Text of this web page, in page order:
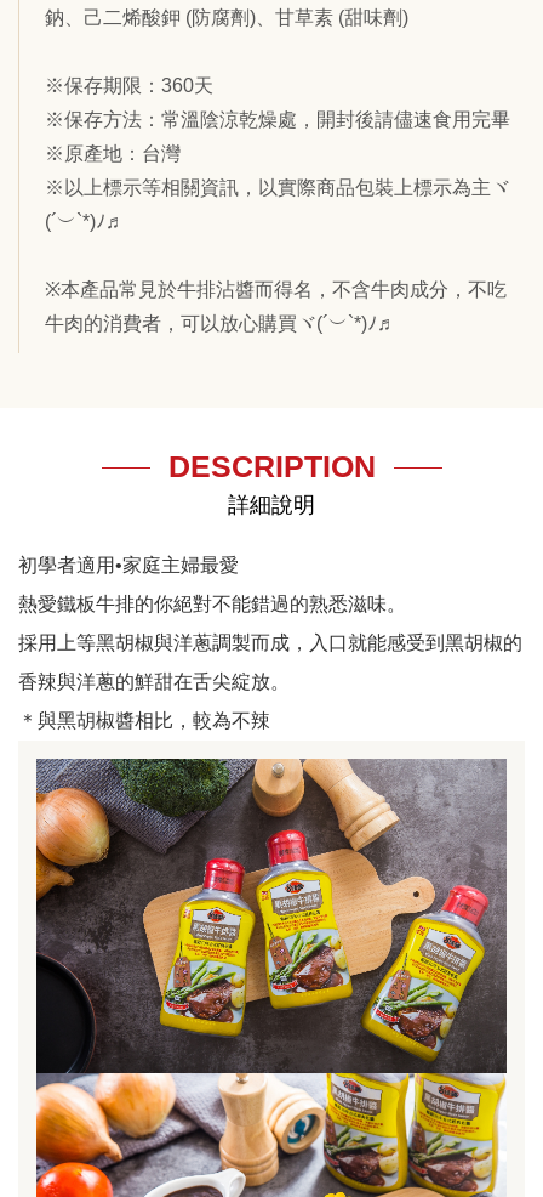
鈉、己二烯酸鉀 (防腐劑)、甘草素 (甜味劑)
※保存期限：360天
※保存方法：常溫陰涼乾燥處，開封後請儘速食用完畢
※原產地：台灣
※以上標示等相關資訊，以實際商品包裝上標示為主ヾ
(´︶`*)ﾉ♬
※本產品常見於牛排沾醬而得名，不含牛肉成分，不吃
牛肉的消費者，可以放心購買ヾ(´︶`*)ﾉ♬
DESCRIPTION
詳細說明
初學者適用•家庭主婦最愛
熱愛鐵板牛排的你絕對不能錯過的熟悉滋味。
採用上等黑胡椒與洋蔥調製而成，入口就能感受到黑胡椒的
香辣與洋蔥的鮮甜在舌尖綻放。
＊與黑胡椒醬相比，較為不辣